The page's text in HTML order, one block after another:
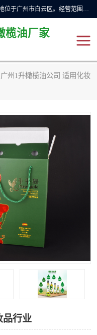
广州维圣橄榄油有限公司成立于2013年，注册地位于广州市白云区。经营范围包括饲料原料销售;畜牧渔业饲料销售;化妆品批发;贸易经纪;食品进出口等，主要产品有：橄榄果渣油，橄榄油，纯橄榄油等。
榄油厂家
州1升橄榄油公司 适用化妆
品行业